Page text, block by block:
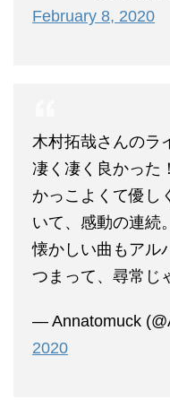
February 8, 2020
木村拓哉さんのラ
凄く凄く良かった！
かっこよくて優し
いて、感動の連続。
懐かしい曲もアル
つまって、尋常じ
— Annatomuck
2020